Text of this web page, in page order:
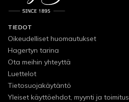
TIEDOT
Oikeudelliset huomautukset
Hagertyn tarina
Ota meihin yhteyttä
Luettelot
Tietosuojakäytäntö
Yleiset käyttöehdot, myynti ja toimitus